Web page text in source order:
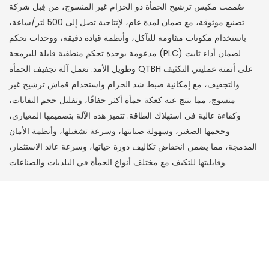
صُممت مكبس ترشيح الحمأة ذو الحزام غير المنسوج، من قِبل شركة
تصنيع موثوقة، مع ضمان لمدة عام، لإنتاجية تصل إلى 500 لتر/ساعة،
باستخدام مكونات مقاومة للتآكل، وأنظمة قيادة دقيقة، ووحدات تحكم
مدعومة بوحدة تحكم منطقية قابلة للبرمجة (PLC) لضمان أداء ثابت
وطويل الأمد. تعمل آلة تجفيف الحمأة QTBH على أتمتة عمليتي التكثيف
والتجفيف، مع إمكانية ضبط شد الحزام واستخدام قماش ترشيح غير
منسوج، مما ينتج عنه كعكة حمأة أكثر جفافًا، وتقليل حجم النفايات،
وكفاءة عالية في استهلاك الطاقة. تتميز هذه الآلة بتصميمها المعياري،
وحجمها الصغير، وسهولة صيانتها، وسرعة تشغيلها، وأنظمة الأمان
المدمجة، مما يضمن انخفاض تكاليف دورة حياتها، وسرعة عائد الاستثمار،
وقابليتها للتكيف مع مختلف أنواع الحمأة في البلديات والصناعات.